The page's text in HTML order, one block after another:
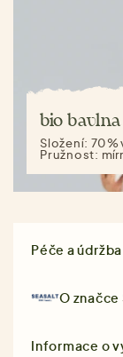
bio bavlna
Složení:70 %
Pružnost:
Péče a údržba
O značce
Informace o